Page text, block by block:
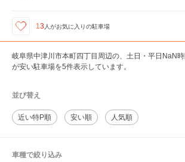
13人がお気に入りの駐車場
岐阜県中津川市本町四丁目周辺の、土日・平日NaN
が安い駐車場を5件表示しています。
並び替え
近い特P順 安い順 人気順
車種で絞り込み